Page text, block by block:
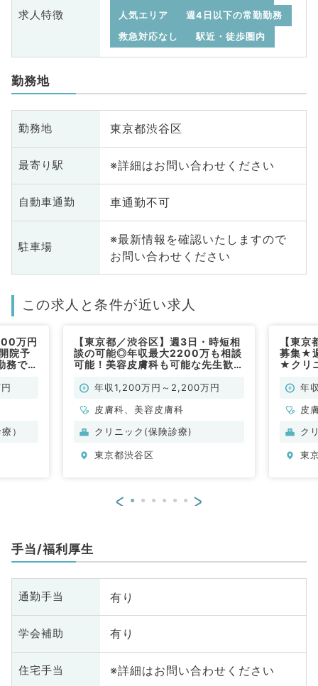
求人特徴
人気エリア
週4日以下の常勤勤務
救急対応なし
駅近・徒歩圏内
勤務地
勤務地 東京都渋谷区
最寄り駅 ※詳細はお問い合わせください
自動車通勤 車通勤不可
駐車場
※最新情報を確認いたしますので
お問い合わせください
この求人と条件が近い求人
万円
院予
務です
）
【東京都／渋谷区】週3日・時短相
談の可能◎年収最大2200万も相談
可能！美容皮膚科も可能な先生歓迎
年収1,200万円～2,200万円
皮膚科、美容皮膚科
クリニック(保険診療)
東京都渋谷区
【東
募集★
★クリ
年
皮
ク
東
< >
手当/福利厚生
通勤手当 有り
学会補助 有り
住宅手当 ※詳細はお問い合わせください